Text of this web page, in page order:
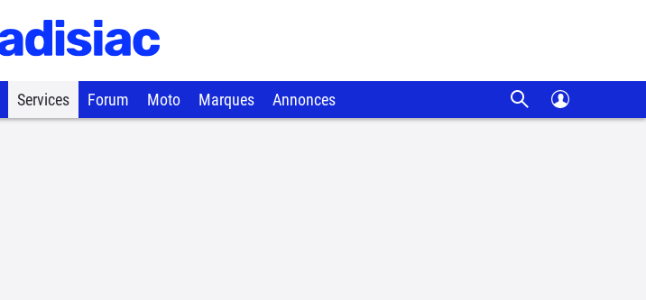
Services Forum Moto Marques Annonces